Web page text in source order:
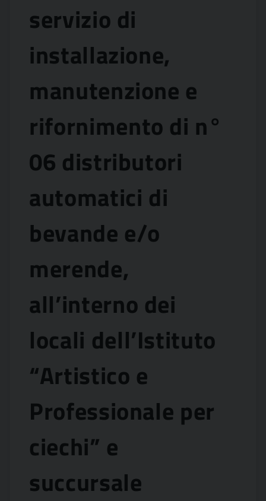
servizio di
installazione,
manutenzione e
rifornimento di n°
06 distributori
automatici di
bevande e/o
merende,
all’interno dei
locali dell’Istituto
“Artistico e
Professionale per
ciechi” e
succursale